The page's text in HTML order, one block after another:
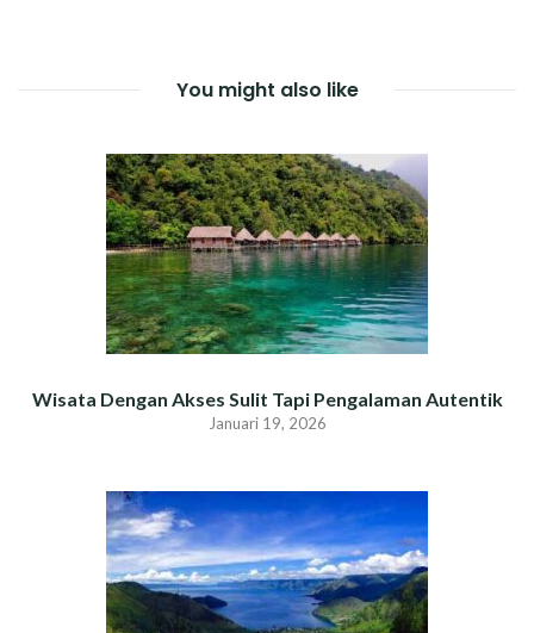
You might also like
Wisata Dengan Akses Sulit Tapi Pengalaman Autentik
Januari 19, 2026